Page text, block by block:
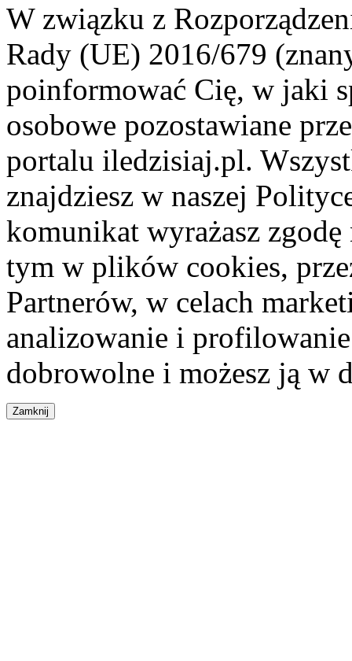
W związku z
Rady (UE) 2016/679
poinformować Cię, w jaki
osobowe pozostawiane
portalu iledzisiaj.pl.
znajdziesz w naszej
komunikat wyrażasz
tym w plików cookies,
Partnerów, w celach
analizowanie i
dobrowolne i możesz ją w